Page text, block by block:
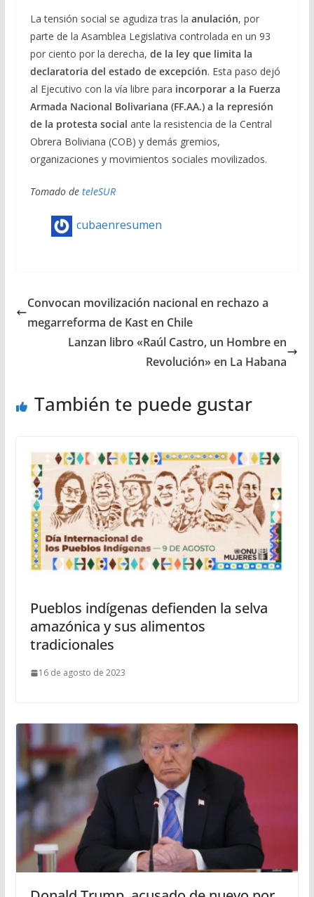
La tensión social se agudiza tras la anulación, por
parte de la Asamblea Legislativa controlada en un 93
por ciento por la derecha, de la ley que limita la
declaratoria del estado de excepción. Esta paso dejó
al Ejecutivo con la vía libre para incorporar a la Fuerza
Armada Nacional Bolivariana (FF.AA.) a la represión
de la protesta social ante la resistencia de la Central
Obrera Boliviana (COB) y demás gremios,
organizaciones y movimientos sociales movilizados.
Tomado de teleSUR
cubaenresumen
Convocan movilización nacional en rechazo a
megarreforma de Kast en Chile
Lanzan libro «Raúl Castro, un Hombre en
Revolución» en La Habana
También te puede gustar
Pueblos indígenas defienden la selva
amazónica y sus alimentos
tradicionales
16 de agosto de 2023